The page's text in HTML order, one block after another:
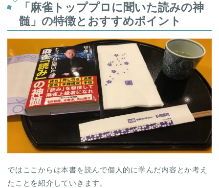
「麻雀トッププロに聞いた読みの神
髄」の特徴とおすすめポイント
ではここからは本書を読んで個人的に学んだ内容とか考え
たことを紹介していきます。